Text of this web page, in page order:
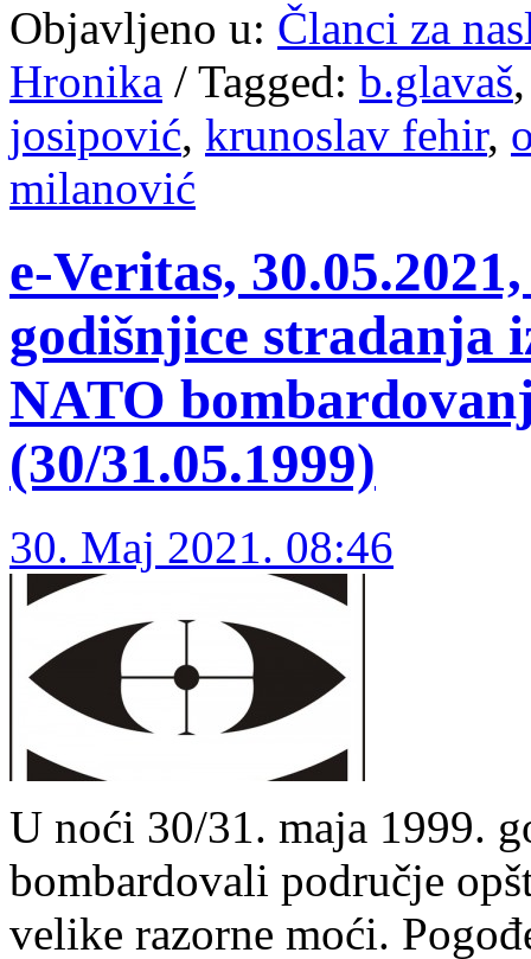
Objavljeno u: Članci za
Hronika / Tagged: b.glavaš
josipović, krunoslav fehir,
milanović
e-Veritas,
godišnjice stradanja
NATO
(30/31.05.1999)
30. Maj 2021. 08:46
U noći 30/31. maja 1999.
bombardovali područje
velike razorne moći.